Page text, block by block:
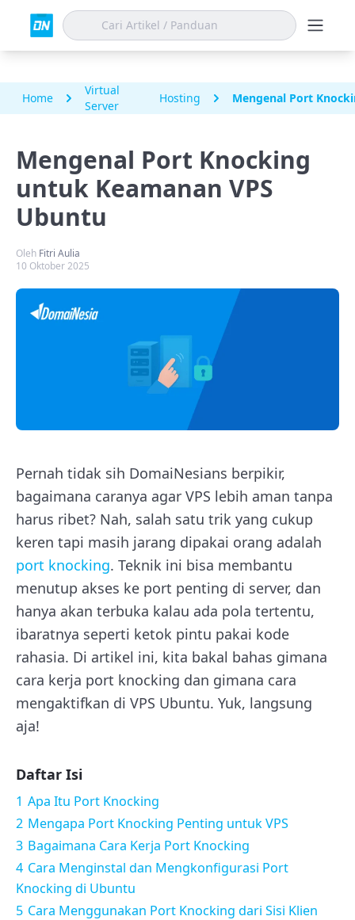
Home
Virtual
Server
Hosting Mengenal Port
Mengenal Port Knocking
untuk Keamanan VPS
Ubuntu
Oleh Fitri Aulia
10 Oktober 2025
Pernah tidak sih DomaiNesians berpikir,
bagaimana caranya agar VPS lebih aman tanpa
harus ribet? Nah, salah satu trik yang cukup
keren tapi masih jarang dipakai orang adalah
port knocking. Teknik ini bisa membantu
menutup akses ke port penting di server, dan
hanya akan terbuka kalau ada pola tertentu,
ibaratnya seperti ketok pintu pakai kode
rahasia. Di artikel ini, kita bakal bahas gimana
cara kerja port knocking dan gimana cara
mengaktifkan di VPS Ubuntu. Yuk, langsung
aja!
Daftar Isi
1 Apa Itu Port Knocking
2 Mengapa Port Knocking Penting untuk VPS
3 Bagaimana Cara Kerja Port Knocking
4 Cara Menginstal dan Mengkonfigurasi Port
Knocking di Ubuntu
5 Cara Menggunakan Port Knocking dari Sisi Klien